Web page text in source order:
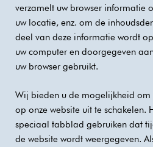
verzamelt uw browser informatie
uw locatie, enz. om de
deel van deze informatie wordt
uw computer en doorgegeven
uw browser gebruikt.
Wij bieden u de mogelijkheid om
op onze website uit te schakelen.
speciaal tabblad gebruiken dat
de website wordt weergegeven.